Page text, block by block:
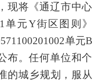
现将 《通辽市中心
单元Y街区图则》
单元B
布。任何单位和个
的城乡规划，服从